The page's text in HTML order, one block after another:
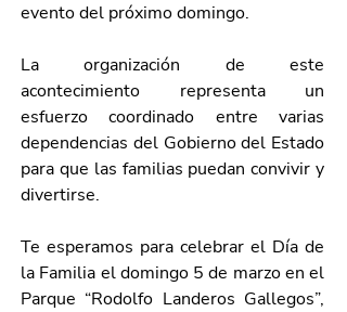
evento del próximo domingo.
La organización de este
acontecimiento representa un
esfuerzo coordinado entre varias
dependencias del Gobierno del Estado
para que las familias puedan convivir y
divertirse.
Te esperamos para celebrar el Día de
la Familia el domingo 5 de marzo en el
Parque “Rodolfo Landeros Gallegos”,